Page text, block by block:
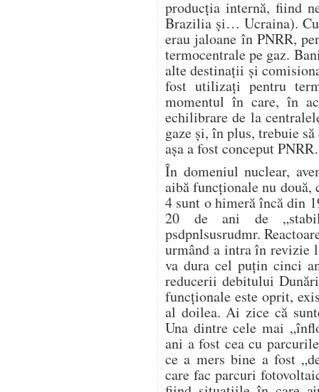
producția internă, fiind
Brazilia și… Ucraina).
erau jaloane în PNRR,
termocentrale pe gaz.
alte destinații și
fost utilizați pentru
momentul în care, în
echilibrare de la
gaze și, în plus, trebuie
așa a fost conceput
În domeniul nuclear,
aibă funcționale nu două,
4 sunt o himeră încă din
20 de ani de
psdpnlsusrudmr.
urmând a intra în revizie
va dura cel puțin cinci
reducerii debitului
funcționale este oprit,
al doilea. Ai zice că
Una dintre cele mai
ani a fost cea cu
ce a mers bine a fost
care fac parcuri